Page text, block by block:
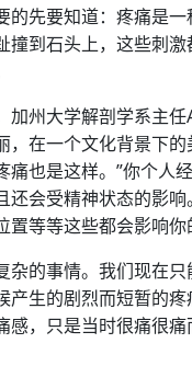
先要知道：疼痛是
撞到石头上，这些刺
加州大学解剖学系主
，在一个文化背景下
痛也是这样。”你个人
还会受精神状态的影
等等这些都会影响你
杂的事情。我们现在
产生的剧烈而短暂的
，只是当时很痛很痛